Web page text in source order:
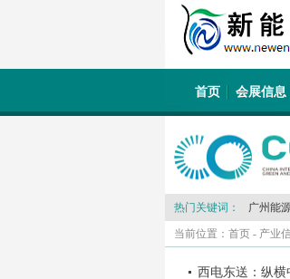
首页 会展信息
热门关键词： 广州能
当前位置： 首页 - 产业
西电东送：纵横